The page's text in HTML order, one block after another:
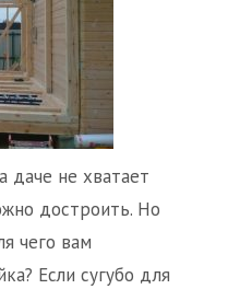
даче не хватает
достроить. Но
чего вам
Если сугубо для